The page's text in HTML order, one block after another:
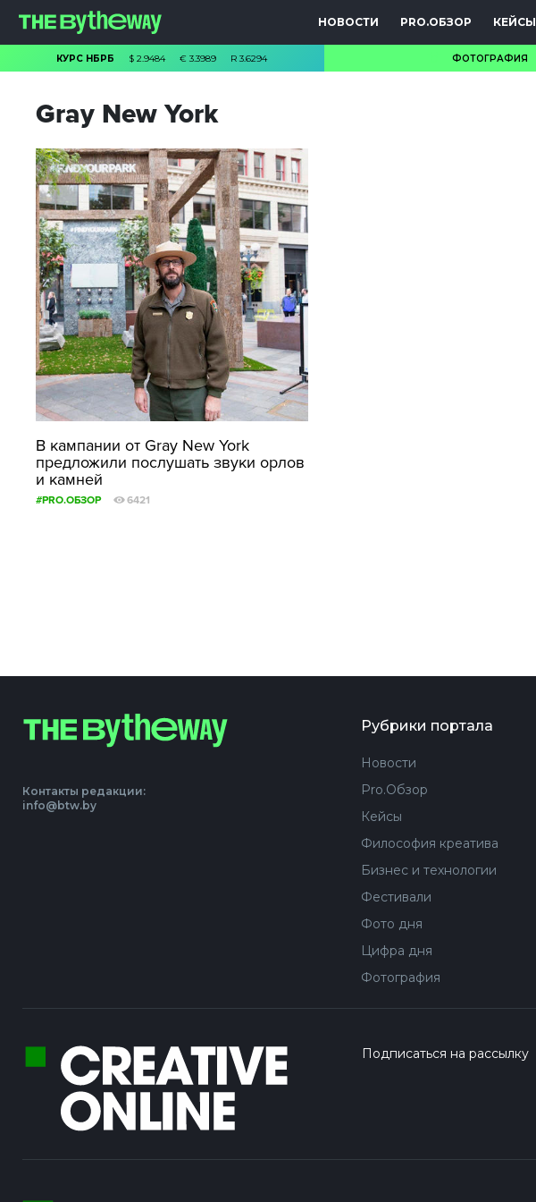
НОВОСТИ PRO.ОБЗОР КЕЙСЫ
КУРС НБРБ $ 2.9484 € 3.3989 R 3.6294 ФОТОГРАФИЯ
Gray New York
В кампании от Gray New York
предложили послушать звуки орлов
и камней
#PRO.ОБЗОР 6421
Контакты редакции:
info@btw.by
Рубрики портала
Новости
Pro.Обзор
Кейсы
Философия креатива
Бизнес и технологии
Фестивали
Фото дня
Цифра дня
Фотография
Подписаться на рассылку